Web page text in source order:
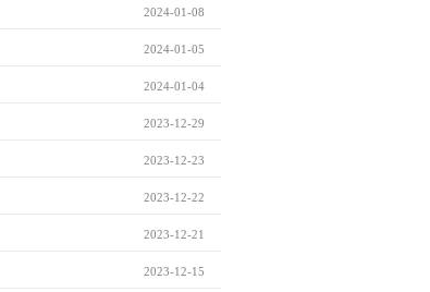
2024-01-08
2024-01-05
2024-01-04
2023-12-29
2023-12-23
2023-12-22
2023-12-21
2023-12-15